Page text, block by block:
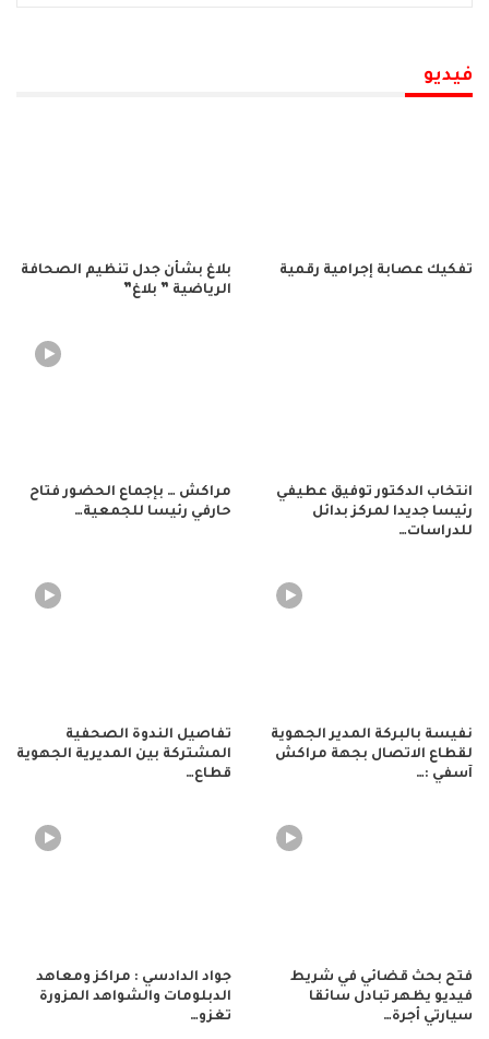
فيديو
تفكيك عصابة إجرامية رقمية
بلاغ بشأن جدل تنظيم الصحافة
الرياضية ” بلاغ”
انتخاب الدكتور توفيق عطيفي
رئيسا جديدا لمركز بدائل
للدراسات…
مراكش … بإجماع الحضور فتاح
حارفي رئيسا للجمعية…
نفيسة بالبركة المدير الجهوية
لقطاع الاتصال بجهة مراكش
آسفي :…
تفاصيل الندوة الصحفية
المشتركة بين المديرية الجهوية
قطاع…
فتح بحث قضائي في شريط
فيديو يظهر تبادل سائقا
سيارتي أجرة…
جواد الدادسي : مراكز ومعاهد
الدبلومات والشواهد المزورة
تغزو…